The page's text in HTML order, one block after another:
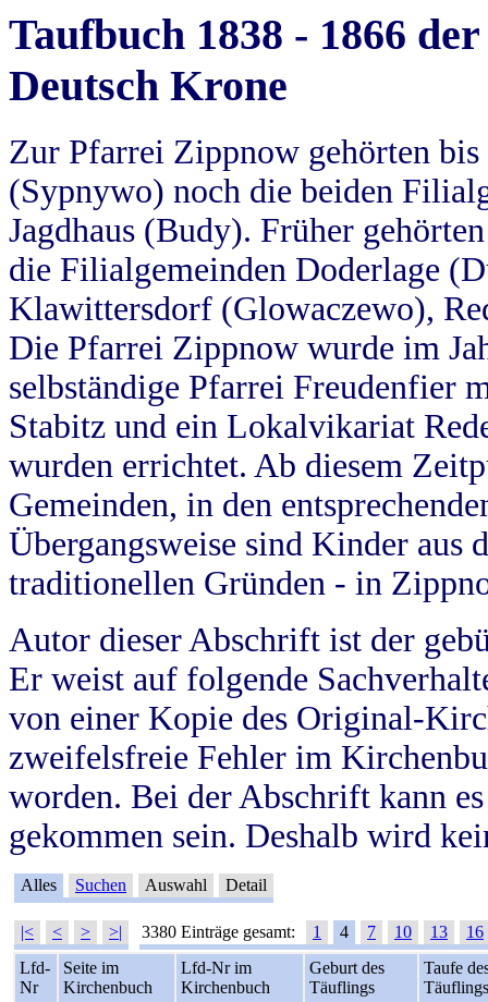
Taufbuch 1838 - 1866
Deutsch Krone
Zur Pfarrei Zippnow gehörten
(Sypnywo) noch die beiden
Jagdhaus (Budy). Früher
die Filialgemeinden Doderlage
Klawittersdorf (Glowaczewo),
Die Pfarrei Zippnow wurde im
selbständige Pfarrei Freudenfier
Stabitz und ein Lokalvikariat
wurden errichtet. Ab diesem
Gemeinden, in den
Übergangsweise sind Kinder aus
traditionellen Gründen - in
Autor dieser Abschrift ist der
Er weist auf folgende
von einer Kopie des Original-
zweifelsfreie Fehler im
worden. Bei der Abschrift kann
gekommen sein. Deshalb wird
Alles Suchen Auswahl Detail
|< < > >| 3380 Einträge gesamt: 1 4 7 10 13
16
Lfd-
Nr
Seite im
Kirchenbuch
Lfd-Nr im
Kirchenbuch
Geburt des
Täuflings
Taufe
Täuflings